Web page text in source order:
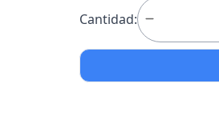
Cantidad: